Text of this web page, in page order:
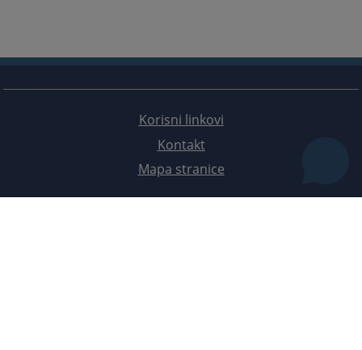
Korisni linkovi
Kontakt
Mapa stranice